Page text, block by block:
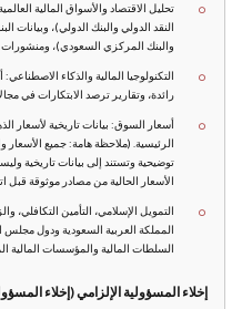
تحليل الاقتصاد والأسواق المالية
النقد الدولي والبنك الدولي)، وبيانات
والبنك المركزي السعودي)، ومنشورات
التكنولوجيا المالية والذكاء
رائدة، وتقارير ترصد الابتكارات في
أسعار السوق: بيانات تاريخية لأسعار
الرئيسية. (ملاحظة هامة: جميع الأسعار
توضيحية وتستند إلى بيانات تاريخية
الأسعار الحالية من مصادر موثوقة قبل
التمويل الإسلامي، التأمين
المملكة العربية السعودية ودول مجلس
السلطات المالية والمؤسسات المالية
إخلاء المسؤولية الإلزامي (إخلاء